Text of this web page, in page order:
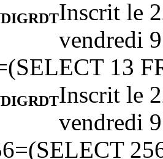
Inscrit le
vendredi
13
Inscrit le
vendredi